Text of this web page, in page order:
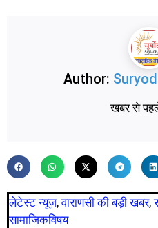
Author:
खबर से
लेटेस्ट न्यूज़,वाराणसी की बड़ी खबर,
सामाजिकविषय